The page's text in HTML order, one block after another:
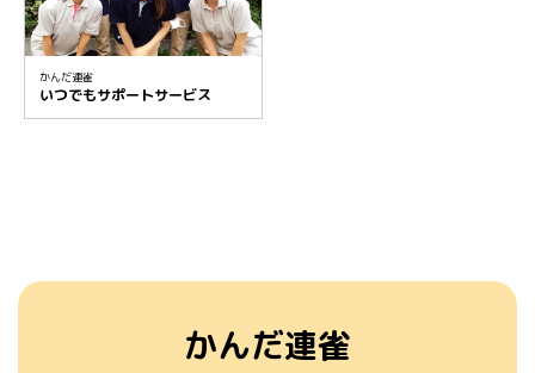
かんだ連雀
いつでもサポートサービス
かんだ連雀